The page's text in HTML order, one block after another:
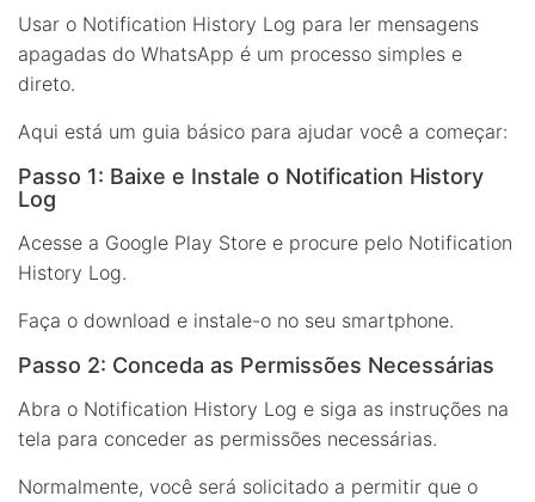
Usar o Notification History Log para ler mensagens
apagadas do WhatsApp é um processo simples e
direto.
Aqui está um guia básico para ajudar você a começar:
Passo 1: Baixe e Instale o Notification History
Log
Acesse a Google Play Store e procure pelo Notification
History Log.
Faça o download e instale-o no seu smartphone.
Passo 2: Conceda as Permissões Necessárias
Abra o Notification History Log e siga as instruções na
tela para conceder as permissões necessárias.
Normalmente, você será solicitado a permitir que o